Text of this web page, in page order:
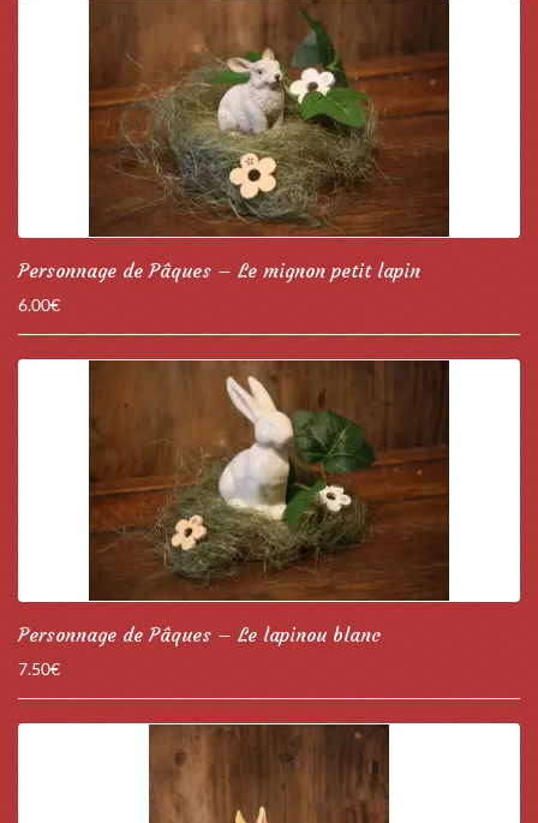
Personnage de Pâques – Le mignon petit lapin
6.00€
Personnage de Pâques – Le lapinou blanc
7.50€